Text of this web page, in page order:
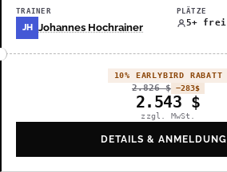
TRAINER
JH Johannes Hochrainer
PLÄTZE
5+ frei
10% EARLYBIRD RABATT
2.826$ −283$
2.543 $
zzgl. MwSt.
DETAILS & ANMELDUNG